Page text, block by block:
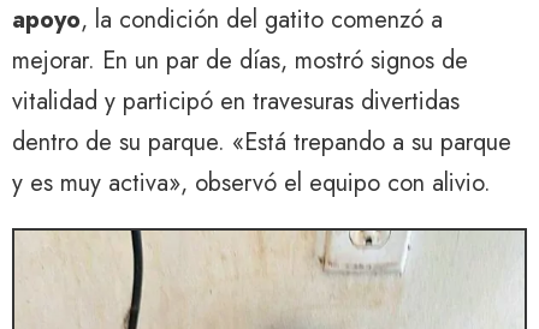
apoyo, la condición del gatito comenzó a
mejorar. En un par de días, mostró signos de
vitalidad y participó en travesuras divertidas
dentro de su parque. «Está trepando a su parque
y es muy activa», observó el equipo con alivio.